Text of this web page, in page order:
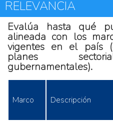
RELEVANCIA
Evalúa hasta qué
alineada con los
vigentes en el país
planes
gubernamentales).
Marco Descripción